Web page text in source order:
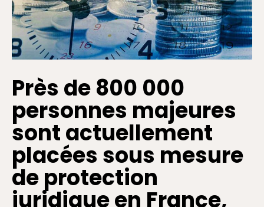
Près de 800 000
personnes majeures
sont actuellement
placées sous mesure
de protection
juridique en France,